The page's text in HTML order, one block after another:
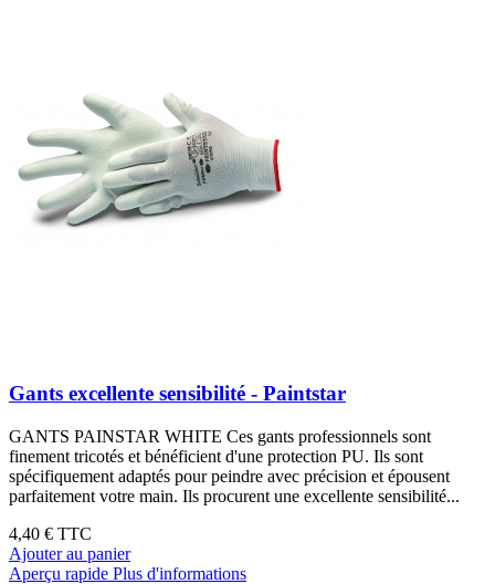
Gants excellente sensibilité - Paintstar
GANTS PAINSTAR WHITE Ces gants professionnels sont
finement tricotés et bénéficient d'une protection PU. Ils sont
spécifiquement adaptés pour peindre avec précision et épousent
parfaitement votre main. Ils procurent une excellente sensibilité...
4,40 € TTC
Ajouter au panier
Aperçu rapide Plus d'informations